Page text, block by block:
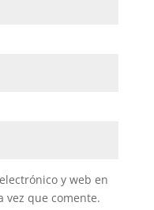
y web en
vez que comente.